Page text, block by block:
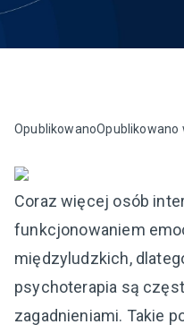
OpublikowanoOpublikowano
Coraz więcej osób
funkcjonowaniem
międzyludzkich,
psychoterapia są
zagadnieniami. Takie